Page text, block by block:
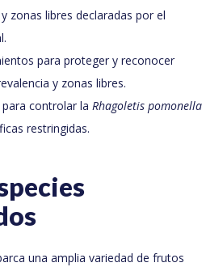
zonas libres declaradas por el
para proteger y reconocer
y zonas libres.
controlar la Rhagoletis pomonella
restringidas.
una amplia variedad de frutos